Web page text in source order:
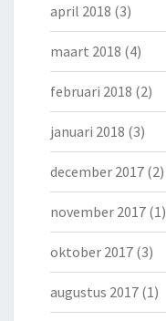
april 2018 (3)
maart 2018 (4)
februari 2018 (2)
januari 2018 (3)
december 2017 (2)
november 2017 (1)
oktober 2017 (3)
augustus 2017 (1)